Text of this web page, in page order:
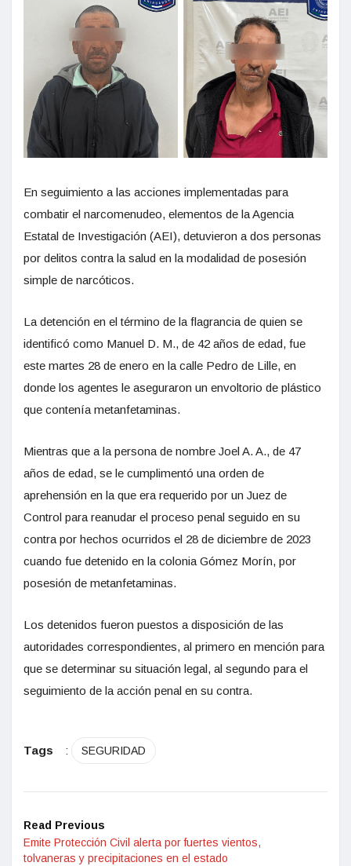
En seguimiento a las acciones implementadas para
combatir el narcomenudeo, elementos de la Agencia
Estatal de Investigación (AEI), detuvieron a dos personas
por delitos contra la salud en la modalidad de posesión
simple de narcóticos.
La detención en el término de la flagrancia de quien se
identificó como Manuel D. M., de 42 años de edad, fue
este martes 28 de enero en la calle Pedro de Lille, en
donde los agentes le aseguraron un envoltorio de plástico
que contenía metanfetaminas.
Mientras que a la persona de nombre Joel A. A., de 47
años de edad, se le cumplimentó una orden de
aprehensión en la que era requerido por un Juez de
Control para reanudar el proceso penal seguido en su
contra por hechos ocurridos el 28 de diciembre de 2023
cuando fue detenido en la colonia Gómez Morín, por
posesión de metanfetaminas.
Los detenidos fueron puestos a disposición de las
autoridades correspondientes, al primero en mención para
que se determinar su situación legal, al segundo para el
seguimiento de la acción penal en su contra.
Tags : SEGURIDAD
Read Previous
Emite Protección Civil alerta por fuertes vientos,
tolvaneras y precipitaciones en el estado